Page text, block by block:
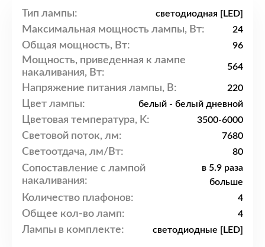
Тип лампы: светодиодная [LED]
Максимальная мощность лампы, Вт: 24
Общая мощность, Вт: 96
Мощность, приведенная к лампе
накаливания, Вт:
564
Напряжение питания лампы, В: 220
Цвет лампы: белый - белый дневной
Цветовая температура, K: 3500-6000
Световой поток, лм: 7680
Светоотдача, лм/Вт: 80
Сопоставление с лампой
накаливания:
в 5.9 раза
больше
Количество плафонов: 4
Общее кол-во ламп: 4
Лампы в комплекте: светодиодные [LED]